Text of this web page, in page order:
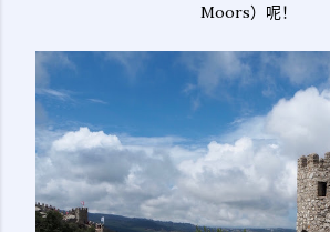
Moors）呢！